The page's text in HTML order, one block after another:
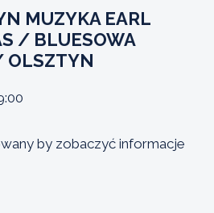
MUZYKA EARL
/ BLUESOWA
OLSZTYN
by zobaczyć informacje